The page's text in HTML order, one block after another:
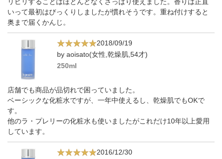
いって最初はびっくりしましたが慣れそうです。重ね付けすると
奥まで届くかんじ。
2018/09/19
by aoisato(女性,乾燥肌,54才)
250ml
店舗でも商品が品切れで困っていました。
ベーシックな化粧水ですが、一年中使えるし、乾燥肌でもOKで
す。
他のラ・プレリーの化粧水も使いましたがこれだけ10年以上愛用
しています。
2016/12/30